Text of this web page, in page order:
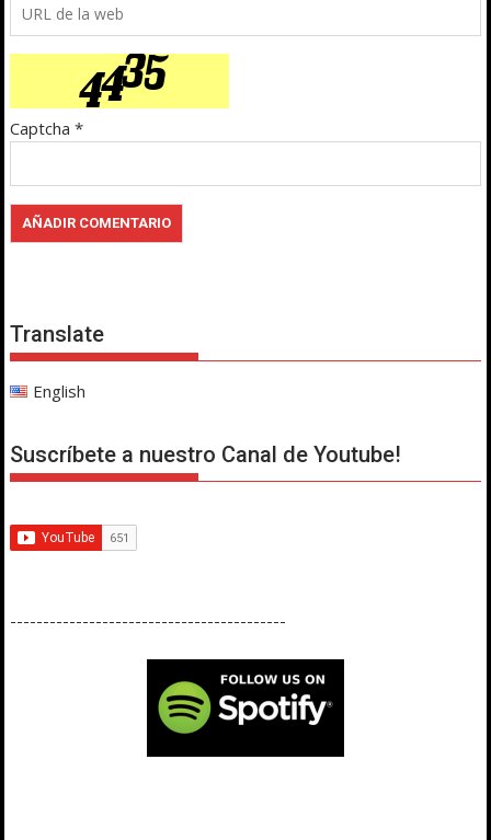
Captcha *
Translate
English
Suscríbete a nuestro Canal de Youtube!
------------------------------------------